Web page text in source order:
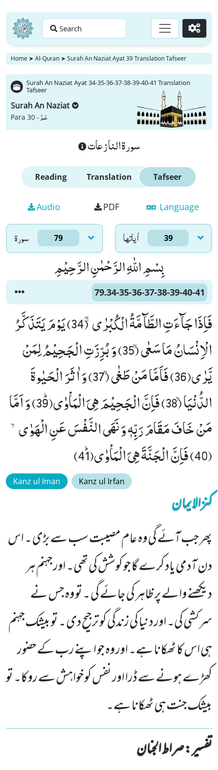
Search Go
Home ➤ Al-Quran ➤ Surah An Naziat Ayat 39 Translation Tafseer
Surah An Naziat Ayat 34-35-36-37-38-39-40-41 Translation
Tafseer
Surah An Naziat
Para 30 -عَمَّ
سورة النازعات
Reading Translation Tafseer
Audio PDF Language
سورۃ 79 اٰياتها 39
بِسْمِ اللّٰهِ الرَّحْمٰنِ الرَّحِیْمِ
79.34-35-36-37-38-39-40-41
فَاِذَا جَآءَتِ الطَّآمَّةُ الْكُبْرٰى٘ ۖ (34) یَوْمَ یَتَذَكَّرُ
الْاِنْسَانُ مَا سَعٰىۙ (35) وَ بُرِّزَتِ الْجَحِیْمُ لِمَنْ
یَّرٰى(36) فَاَمَّا مَنْ طَغٰىۙ (37) وَ اٰثَرَ الْحَیٰوةَ
الدُّنْیَاۙ (38) فَاِنَّ الْجَحِیْمَ هِیَ الْمَاْوٰىﭤ(39) وَ اَمَّا
مَنْ خَافَ مَقَامَ رَبِّهٖ وَ نَهَى النَّفْسَ عَنِ الْهَوٰىۙ
(40) فَاِنَّ الْجَنَّةَ هِیَ الْمَاْوٰىﭤ(41)
Kanz ul Iman Kanz ul Irfan
کنزالایمان
پھر جب آئے گی وہ عام مصیبت سب سے بڑی ۔ اس
دن آدمی یاد کرے گا جو کوشش کی تھی۔ اور جہنم ہر
دیکھنے والے پر ظاہر کی جائے گی ۔ تو وہ جس نے
سرکشی کی۔ اور دنیا کی زندگی کو ترجیح دی ۔ تو بیشک جہنم
ہی اس کا ٹھکانا ہے۔ اور وہ جو اپنے رب کے حضور
کھڑے ہونے سے ڈرا اور نفس کو خواہش سے روکا۔ تو
بیشک جنت ہی ٹھکانا ہے۔
تفسیر : ‎صراط الجنان